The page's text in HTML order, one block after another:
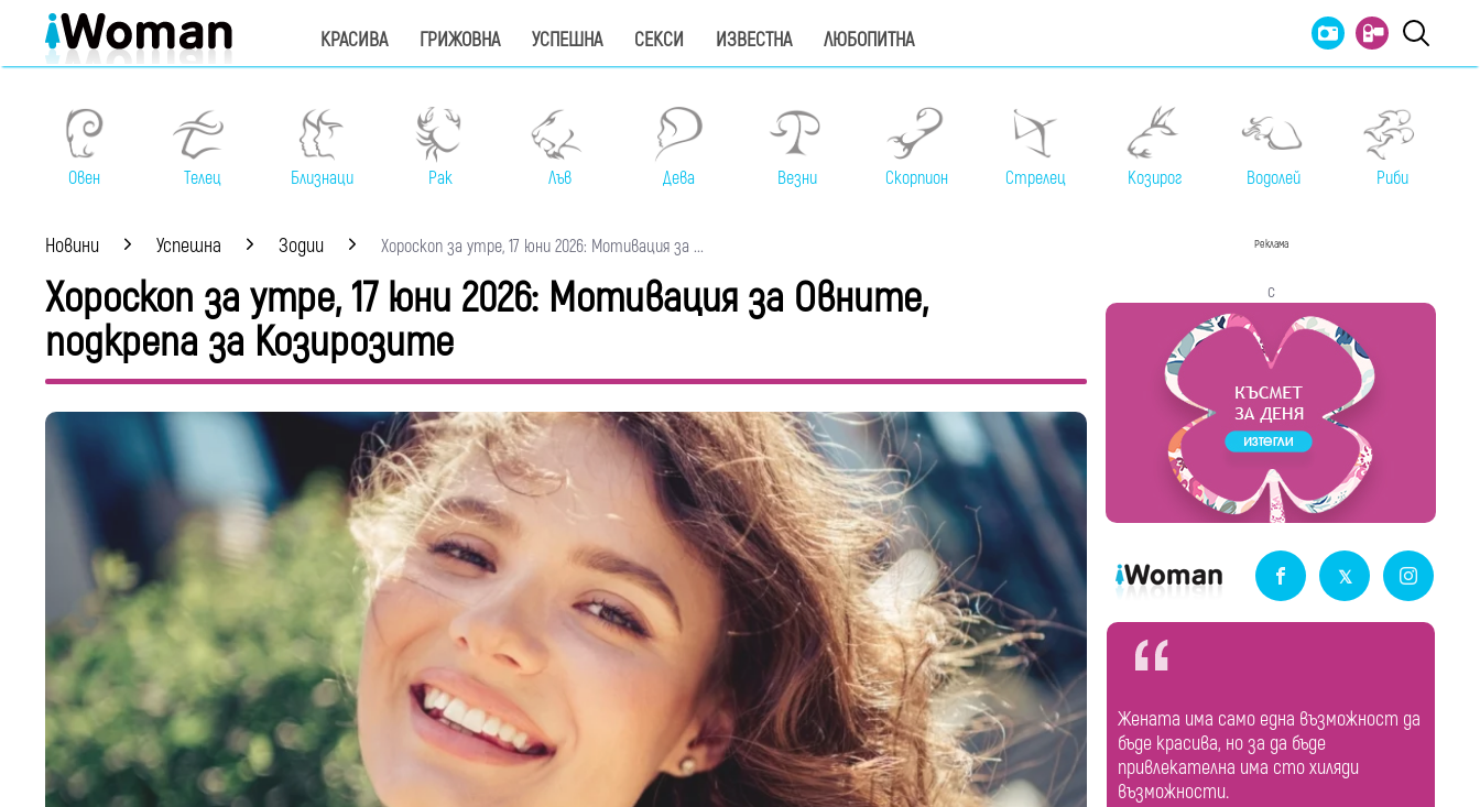
КРАСИВА ГРИЖОВНА УСПЕШНА СЕКСИ ИЗВЕСТНА ЛЮБОПИТНА
Овен Телец Близнаци Рак Лъв Дева Везни Скорпион Стрелец Козирог Водолей Риби
Новини Успешна Зодии Хороскоп за утре, 17 юни 2026: Мотивация за ...
Хороскоп за утре, 17 юни 2026: Мотивация за Овните,
подкрепа за Козирозите
Реклама
с
Жената има само една възможност да
бъде красива, но за да бъде
привлекателна има сто хиляди
възможности.